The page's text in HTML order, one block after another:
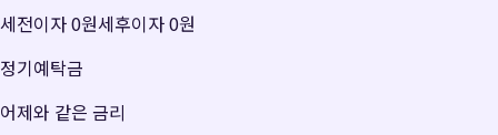
세전이자0원세후이자0원
정기예탁금
어제와 같은 금리